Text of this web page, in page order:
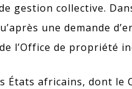
gestion collective.
une demande
l’Office de propriété
États africains, dont le